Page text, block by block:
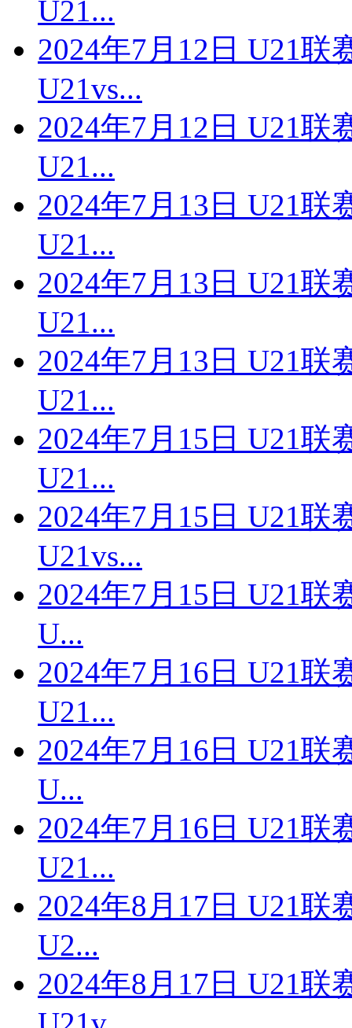
U21...
2024年7月12日 U21联
U21vs...
2024年7月12日 U21联
U21...
2024年7月13日 U21联
U21...
2024年7月13日 U21联
U21...
2024年7月13日 U21联
U21...
2024年7月15日 U21联
U21...
2024年7月15日 U21联
U21vs...
2024年7月15日 U21联
U...
2024年7月16日 U21联
U21...
2024年7月16日 U21联
U...
2024年7月16日 U21联
U21...
2024年8月17日 U21联
U2...
2024年8月17日 U21联